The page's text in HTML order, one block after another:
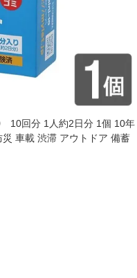
10回分 1人約2日分 1個 10年
車載 渋滞 アウトドア 備蓄